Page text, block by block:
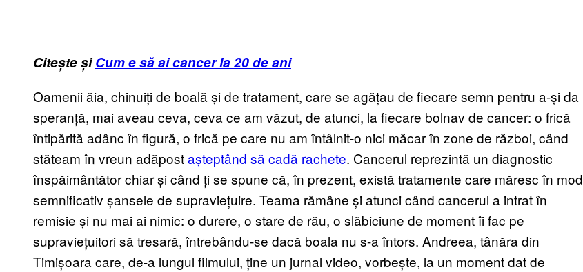
Citește șiCum e să ai cancer la 20 de ani
Oamenii ăia, chinuiți de boală și de tratament, care se agățau de fiecare semn pentru a-și da
speranță, mai aveau ceva, ceva ce am văzut, de atunci, la fiecare bolnav de cancer: o frică
întipărită adânc în figură, o frică pe care nu am întâlnit-o nici măcar în zone de război, când
stăteam în vreun adăpostașteptând să cadă rachete. Cancerul reprezintă un diagnostic
înspăimântător chiar și când ți se spune că, în prezent, există tratamente care măresc în mod
semnificativ șansele de supraviețuire. Teama rămâne și atunci când cancerul a intrat în
remisie și nu mai ai nimic: o durere, o stare de rău, o slăbiciune de moment îi fac pe
supraviețuitori să tresară, întrebându-se dacă boala nu s-a întors. Andreea, tânăra din
Timișoara care, de-a lungul filmului, ține un jurnal video, vorbește, la un moment dat de